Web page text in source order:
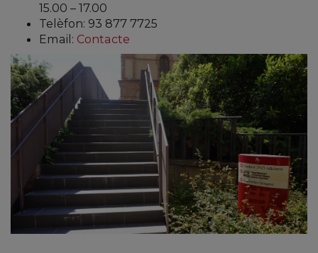
15.00 – 17.00
Telèfon: 93 877 7725
Email: Contacte